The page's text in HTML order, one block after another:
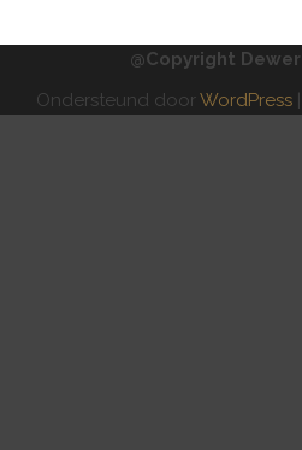
@Copyright
Ondersteund doorWordPress